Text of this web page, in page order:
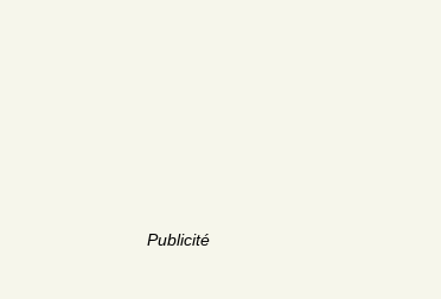
Publicité